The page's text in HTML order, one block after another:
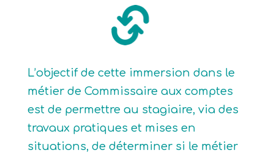
L’objectif de cette immersion dans le
métier de Commissaire aux comptes
est de permettre au stagiaire, via des
travaux pratiques et mises en
situations, de déterminer si le métier